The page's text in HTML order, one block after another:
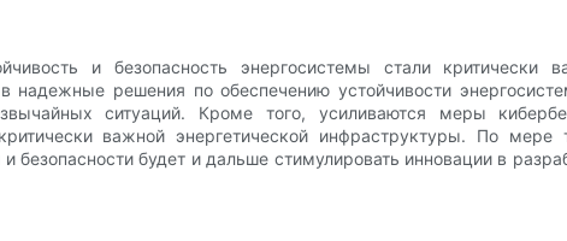
и безопасность энергосистемы стали критически
решения по обеспечению устойчивости
ситуаций. Кроме того, усиливаются меры
важной энергетической инфраструктуры. По мере
безопасности будет и дальше стимулировать инновации в